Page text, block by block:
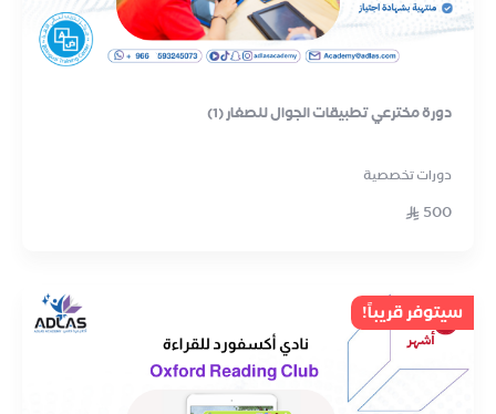
دورة مخترعي تطبيقات الجوال للصغار (1)
دورات تخصصية
500
سيتوفر قريباً!